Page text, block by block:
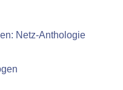
Netz-Anthologie